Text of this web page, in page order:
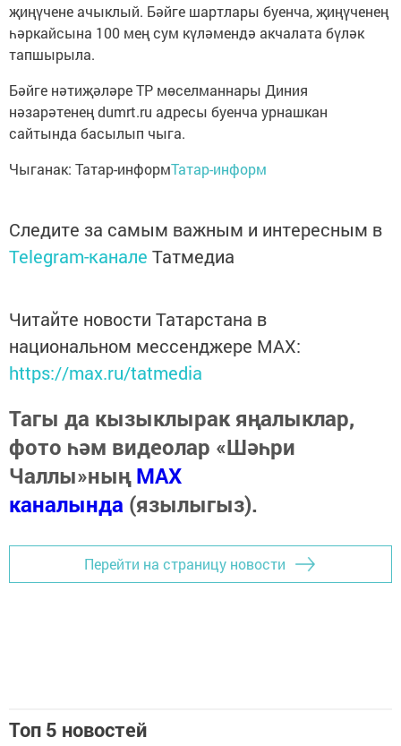
җиңүчене ачыклый. Бәйге шартлары буенча, җиңүченең
һәркайсына 100 мең сум күләмендә акчалата бүләк
тапшырыла.
Бәйге нәтиҗәләре ТР мөселманнары Диния
нәзарәтенең dumrt.ru адресы буенча урнашкан
сайтында басылып чыга.
Чыганак: Татар-информТатар-информ
Следите за самым важным и интересным в
Telegram-канале Татмедиа
Читайте новости Татарстана в
национальном мессенджере MАХ:
https://max.ru/tatmedia
Тагы да кызыклырак яңалыклар,
фото һәм видеолар «Шәһри
Чаллы»ныңMAX
каналында (язылыгыз).
Перейти на страницу новости
Топ 5 новостей